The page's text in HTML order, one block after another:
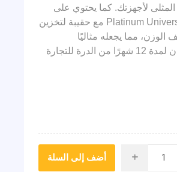
المثلى لأجهزتك. كما يحتوي على
حماية من التيار الزائد والتوتر الزائد لحماية أجهزتك من ارتفاعات الطاقة. يأتي محول السفر Platinum Universal مع حقيبة لتخزين
مما يجعله مثاليًا
للمسافرين بشكل متكرر الذين يحتاجون إلى حل شحن موثوق لأجهزتهم المتعددة. مدعوم بضمان لمدة 12 شهرًا من الدرة للتجارة
i أضف إلى السلة